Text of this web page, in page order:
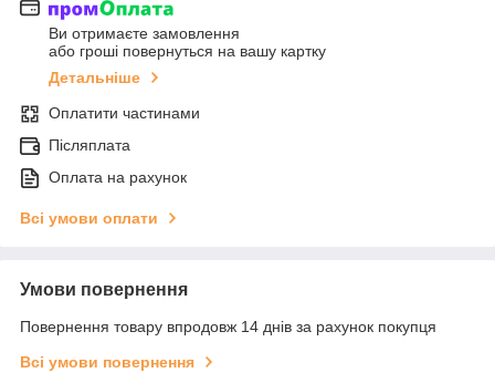
Ви отримаєте замовлення
або гроші повернуться на вашу картку
Детальніше
Оплатити частинами
Післяплата
Оплата на рахунок
Всі умови оплати
Умови повернення
Повернення товару впродовж 14 днів за рахунок покупця
Всі умови повернення